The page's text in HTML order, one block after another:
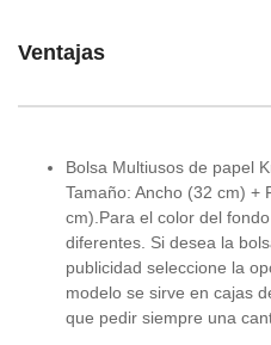
Ventajas
Bolsa Multiusos de papel
Tamaño: Ancho (32 cm) +
cm).Para el color del
diferentes. Si desea la
publicidad seleccione la
modelo se sirve en cajas
que pedir siempre una